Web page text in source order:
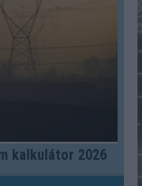
kalkulátor 2026